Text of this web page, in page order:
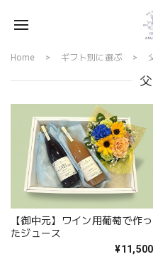
Home ギフト別に選ぶ
【御中元】ワイン用葡萄で作っ
たジュース
¥11,500